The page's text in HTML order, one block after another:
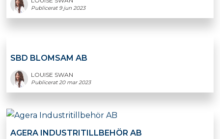
Publicerat 9 jun 2023
SBD BLOMSAM AB
LOUISE SWAN
Publicerat 20 mar 2023
AGERA INDUSTRITILLBEHÖR AB